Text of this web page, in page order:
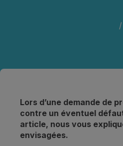
Lors d’une demande de
contre un éventuel
article, nous vous
envisagées.